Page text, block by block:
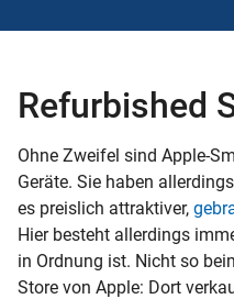
Refurbished
Ohne Zweifel sind Apple-
Geräte. Sie haben
es preislich attraktiver,
Hier besteht allerdings
in Ordnung ist. Nicht so
Store von Apple: Dort